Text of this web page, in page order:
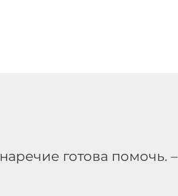
готова помочь. –